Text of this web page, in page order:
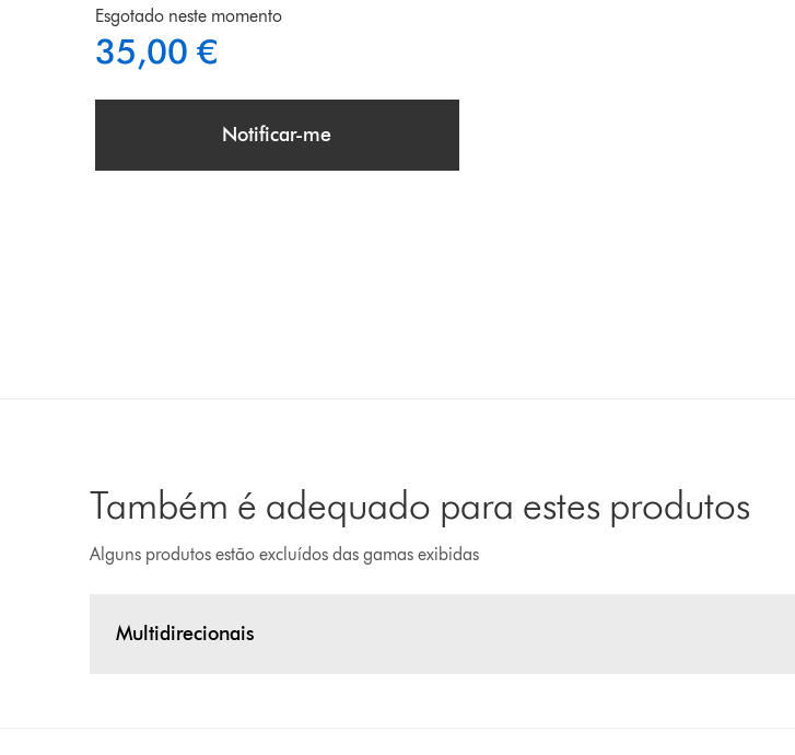
Esgotado neste momento
35,00 €
Notificar-me
Também é adequado para estes produtos
Alguns produtos estão excluídos das gamas exibidas
Multidirecionais